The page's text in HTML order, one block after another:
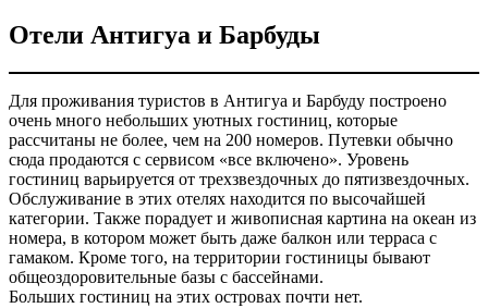
Отели Антигуа и Барбуды
Для проживания туристов в Антигуа и Барбуду построено
очень много небольших уютных гостиниц, которые
рассчитаны не более, чем на 200 номеров. Путевки обычно
сюда продаются с сервисом «все включено». Уровень
гостиниц варьируется от трехзвездочных до пятизвездочных.
Обслуживание в этих отелях находится по высочайшей
категории. Также порадует и живописная картина на океан из
номера, в котором может быть даже балкон или терраса с
гамаком. Кроме того, на территории гостиницы бывают
общеоздоровительные базы с бассейнами.
Больших гостиниц на этих островах почти нет.